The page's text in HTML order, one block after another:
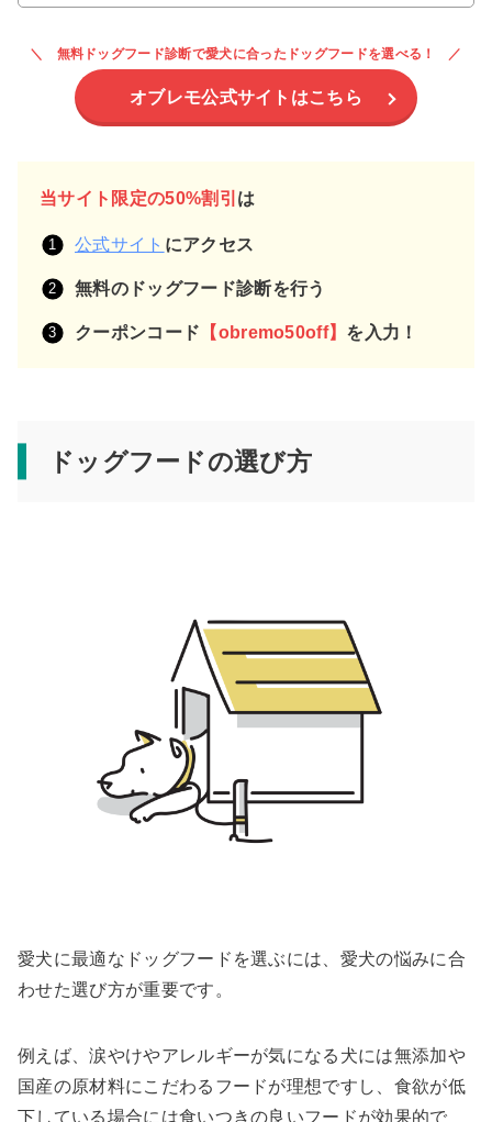
無料ドッグフード診断で愛犬に合ったドッグフードを選べる！
オブレモ公式サイトはこちら
当サイト限定の50%割引 は
公式サイト にアクセス
無料のドッグフード診断を行う
クーポンコード 【obremo50off】 を入力！
ドッグフードの選び方
愛犬に最適なドッグフードを選ぶには、愛犬の悩みに合
わせた選び方が重要です。
例えば、涙やけやアレルギーが気になる犬には無添加や
国産の原材料にこだわるフードが理想ですし、食欲が低
下している場合には食いつきの良いフードが効果的で